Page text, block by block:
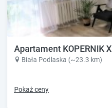
Apartament KOPERNIK X
Biała Podlaska (~23.3 km)
Pokaż ceny